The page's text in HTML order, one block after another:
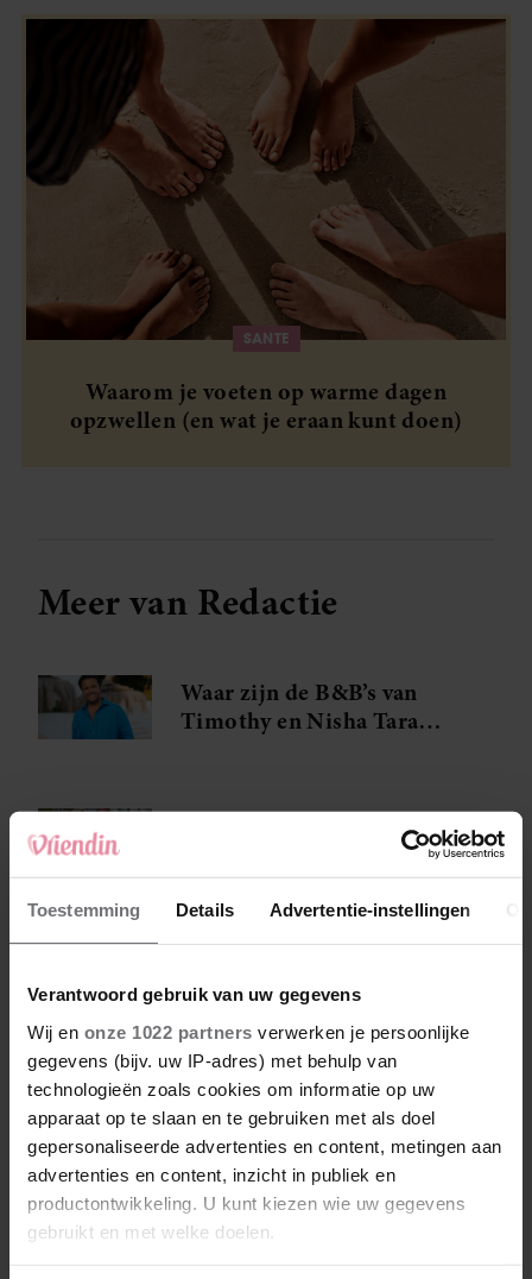
Toestemming Details Advertentie-instellingen
Verantwoord gebruik van uw gegevens
Wij en onze 1022 partners verwerken je persoonlijke
gegevens (bijv. uw IP-adres) met behulp van
technologieën zoals cookies om informatie op uw
apparaat op te slaan en te gebruiken met als doel
gepersonaliseerde advertenties en content, metingen aan
advertenties en content, inzicht in publiek en
productontwikkeling. U kunt kiezen wie uw gegevens
gebruikt en met welke doelen.
SANTE
Waarom je voeten op warme dagen
opzwellen (en wat je eraan kunt doen)
Meer van Redactie
Waar zijn de B&B’s van
Timothy en Nisha Tara
Zien: vijftien jaar later
doen Bas Smit en Nicolette
van Dam dit opnieuw
B&B Vol Liefde: Eline